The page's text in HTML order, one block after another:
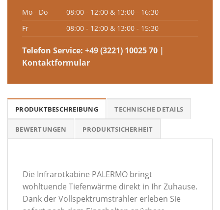
Mo - Do
08:00 - 12:00 & 13:00 - 16:30
Fr
08:00 - 12:00 & 13:00 - 15:30
Telefon Service: +49 (3221) 10025 70 |
Kontaktformular
PRODUKTBESCHREIBUNG TECHNISCHE DETAILS
BEWERTUNGEN PRODUKTSICHERHEIT
Die Infrarotkabine PALERMO bringt
wohltuende Tiefenwärme direkt in Ihr Zuhause.
Dank der Vollspektrumstrahler erleben Sie